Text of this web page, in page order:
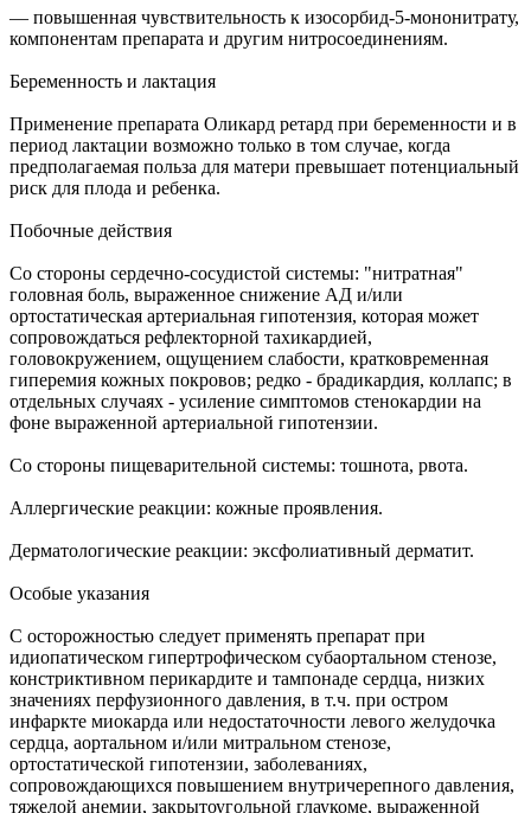
— повышенная чувствительность к изосорбид-5-мононитрату,
компонентам препарата и другим нитросоединениям.
Беременность и лактация
Применение препарата Оликард ретард при беременности и в
период лактации возможно только в том случае, когда
предполагаемая польза для матери превышает потенциальный
риск для плода и ребенка.
Побочные действия
Cо стороны сердечно-сосудистой системы: "нитратная"
головная боль, выраженное снижение АД и/или
ортостатическая артериальная гипотензия, которая может
сопровождаться рефлекторной тахикардией,
головокружением, ощущением слабости, кратковременная
гиперемия кожных покровов; редко - брадикардия, коллапс; в
отдельных случаях - усиление симптомов стенокардии на
фоне выраженной артериальной гипотензии.
Cо стороны пищеварительной системы: тошнота, рвота.
Аллергические реакции: кожные проявления.
Дерматологические реакции: эксфолиативный дерматит.
Особые указания
С осторожностью следует применять препарат при
идиопатическом гипертрофическом субаортальном стенозе,
констриктивном перикардите и тампонаде сердца, низких
значениях перфузионного давления, в т.ч. при остром
инфаркте миокарда или недостаточности левого желудочка
сердца, аортальном и/или митральном стенозе,
ортостатической гипотензии, заболеваниях,
сопровождающихся повышением внутричерепного давления,
тяжелой анемии, закрытоугольной глаукоме, выраженной